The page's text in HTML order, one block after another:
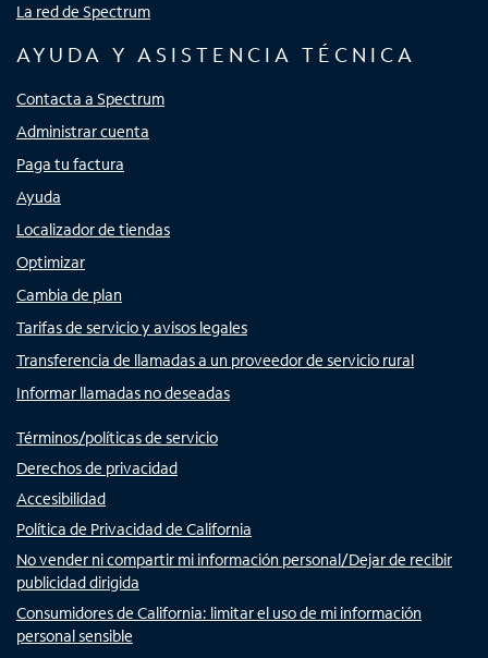
La red de Spectrum
AYUDA Y ASISTENCIA TÉCNICA
Contacta a Spectrum
Administrar cuenta
Paga tu factura
Ayuda
Localizador de tiendas
Optimizar
Cambia de plan
Tarifas de servicio y avisos legales
Transferencia de llamadas a un proveedor de servicio rural
Informar llamadas no deseadas
Términos/políticas de servicio
Derechos de privacidad
Accesibilidad
Política de Privacidad de California
No vender ni compartir mi información personal/Dejar de recibir
publicidad dirigida
Consumidores de California: limitar el uso de mi información
personal sensible